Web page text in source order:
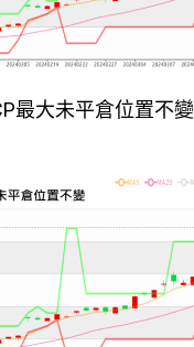
最大未平倉位置不變